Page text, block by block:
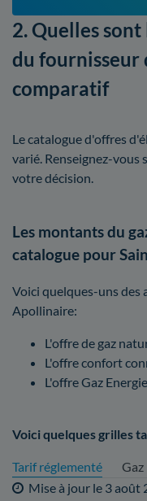
2. Quelles
du fournisseur
comparatif
Le catalogue d'offres
varié. Renseignez-vous
votre décision.
Les montants du
catalogue pour
Voici quelques-uns des
Apollinaire:
L'offre de gaz
L'offre confort
L'offre Gaz
Voici quelques grilles
Tarif réglementé
Gaz
Mise à jour le 3 août